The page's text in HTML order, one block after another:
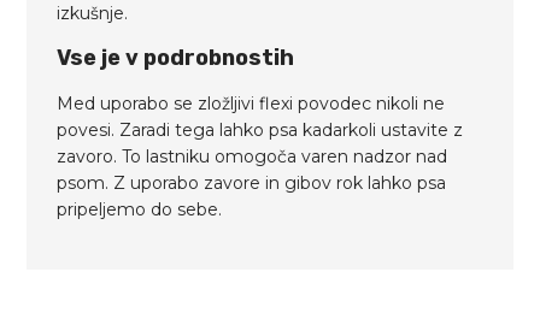
izkušnje.
Vse je v podrobnostih
Med uporabo se zložljivi flexi povodec nikoli ne
povesi. Zaradi tega lahko psa kadarkoli ustavite z
zavoro. To lastniku omogoča varen nadzor nad
psom. Z uporabo zavore in gibov rok lahko psa
pripeljemo do sebe.